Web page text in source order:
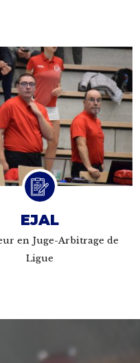
EJAL
en Juge-Arbitrage de
Ligue